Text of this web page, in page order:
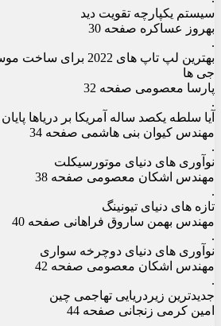
سیستم یکپارچه تقویت دید
بهروز عساکره صفحه 30
.
بهترین لپ تاپ های 2022
جی ها
پارسا معصومی صفحه 32
.
آیا سلطه یکصد ساله آمریکا بر دریاها
مهندس کیوان بنی هاشمی صفحه 34
.
نوآوری های دنیای موتورسیکلت
مهندس اشکان معصومی صفحه 38
.
تازه های دنیای تیونینگ
مهندس بهمن ساروق فراهانی صفحه 40
.
نوآوری‏ های دنیای دوچرخه سواری
مهندس اشکان معصومی صفحه 42
.
جدیدترین زیردریایی تهاجمی چین
امین کرمی زنجانی صفحه 44